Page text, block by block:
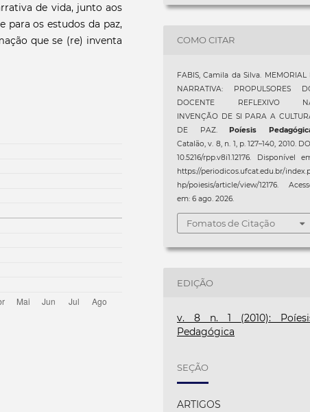
de vida, junto aos
para os estudos da paz,
que se (re) inventa
COMO CITAR
FABIS, Camila da Silva. MEMORIAL
NARRATIVA: PROPULSORES
DOCENTE REFLEXIVO
INVENÇÃO DE SI PARA A
DE PAZ.Poíesis
Catalão, v. 8, n. 1, p. 127–140, 2010.
10.5216/rpp.v8i1.12176. Disponível
https://periodicos.ufcat.edu.br/
hp/poiesis/article/view/12176.
em: 6 ago. 2026.
Fomatos de Citação
EDIÇÃO
v. 8 n. 1 (2010):
Pedagógica
SEÇÃO
ARTIGOS